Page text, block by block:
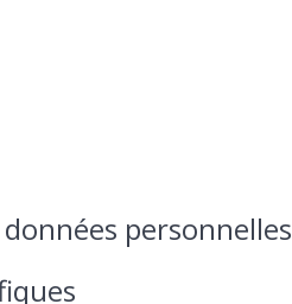
personnelles